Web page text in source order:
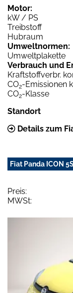
Motor:
kW / PS
Treibstoff
Hubraum
Umweltnormen:
Umweltplakette
Verbrauch und
Kraftstoffverbr.
CO2-Emissionen
CO2-Klasse
Standort
Details zum
Fiat Panda ICON
Preis:
MWSt: